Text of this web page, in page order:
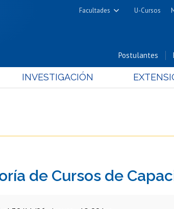
Facultades
Cs. Físicas y Matemáticas
Cs. Químicas y Farmacéuticas
Nutrición y Tecnología de
U-Cursos
Postulantes
INVESTIGACIÓN
de Cursos de